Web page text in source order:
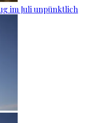
im Juli unpünktlich